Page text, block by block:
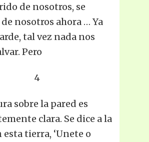
de nosotros, se
nosotros ahora … Ya
tal vez nada nos
Pero
4
sobre la pared es
clara. Se dice a la
esta tierra, ‘Unete o